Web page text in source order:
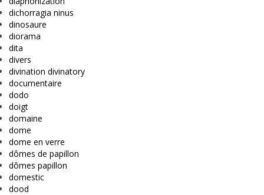
dichorragia ninus
dinosaure
diorama
dita
divers
divination divinatory
documentaire
dodo
doigt
domaine
dome
dome en verre
dômes de papillon
dômes papillon
domestic
dood